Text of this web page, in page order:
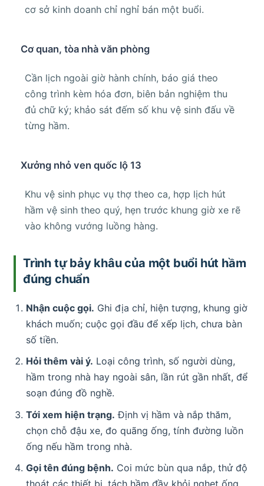
cơ sở kinh doanh chỉ nghỉ bán một buổi.
Cơ quan, tòa nhà văn phòng
Cần lịch ngoài giờ hành chính, báo giá theo
công trình kèm hóa đơn, biên bản nghiệm thu
đủ chữ ký; khảo sát đếm số khu vệ sinh đấu về
từng hầm.
Xưởng nhỏ ven quốc lộ 13
Khu vệ sinh phục vụ thợ theo ca, hợp lịch hút
hầm vệ sinh theo quý, hẹn trước khung giờ xe rẽ
vào không vướng luồng hàng.
Trình tự bảy khâu của một buổi hút hầm
đúng chuẩn
Nhận cuộc gọi. Ghi địa chỉ, hiện tượng, khung giờ
khách muốn; cuộc gọi đầu để xếp lịch, chưa bàn
số tiền.
Hỏi thêm vài ý. Loại công trình, số người dùng,
hầm trong nhà hay ngoài sân, lần rút gần nhất, để
soạn đúng đồ nghề.
Tới xem hiện trạng. Định vị hầm và nắp thăm,
chọn chỗ đậu xe, đo quãng ống, tính đường luồn
ống nếu hầm trong nhà.
Gọi tên đúng bệnh. Coi mức bùn qua nắp, thử độ